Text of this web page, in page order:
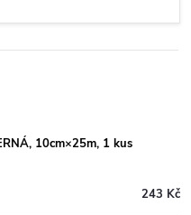
10cm×25m, 1 kus
243 Kč